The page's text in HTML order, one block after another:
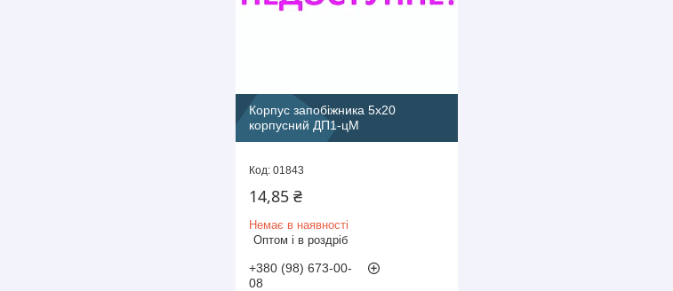
Корпус запобіжника 5х20
корпусний ДП1-цМ
01843
14,85 ₴
Немає в наявності
Оптом і в роздріб
+380 (98) 673-00-
08